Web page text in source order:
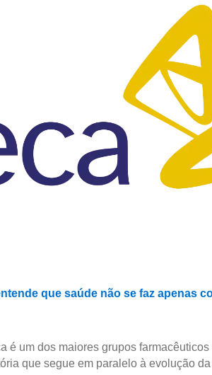
que saúde não se faz apenas
é um dos maiores grupos farmacêuticos
que segue em paralelo à evolução